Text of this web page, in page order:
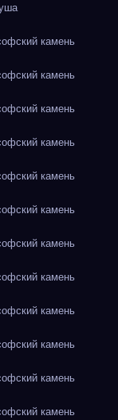
камень
камень
камень
камень
камень
камень
камень
камень
камень
камень
камень
камень